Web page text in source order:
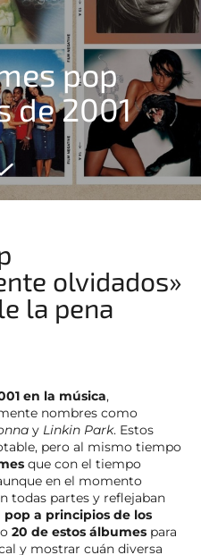
pop
de 2001
olvidados»
la pena
en la música,
nombres como
y Linkin Park. Estos
pero al mismo tiempo
que con el tiempo
en el momento
todas partes y reflejaban
pop a principios de los
20 de estos álbumes para
y mostrar cuán diversa